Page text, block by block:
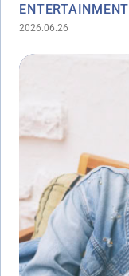
ENTERTAINMENT
2026.06.26